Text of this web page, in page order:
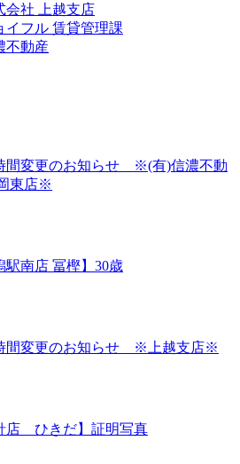
会社 上越支店
イフル 賃貸管理課
不動産
間変更のお知らせ ※(有)信濃不動
東店※
駅南店 冨樫】30歳
間変更のお知らせ ※上越支店※
店 ひきだ】証明写真